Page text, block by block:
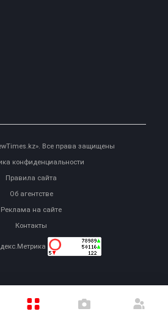
Все права защищены
конфиденциальности
Правила сайта
Об агентстве
Реклама на сайте
Контакты